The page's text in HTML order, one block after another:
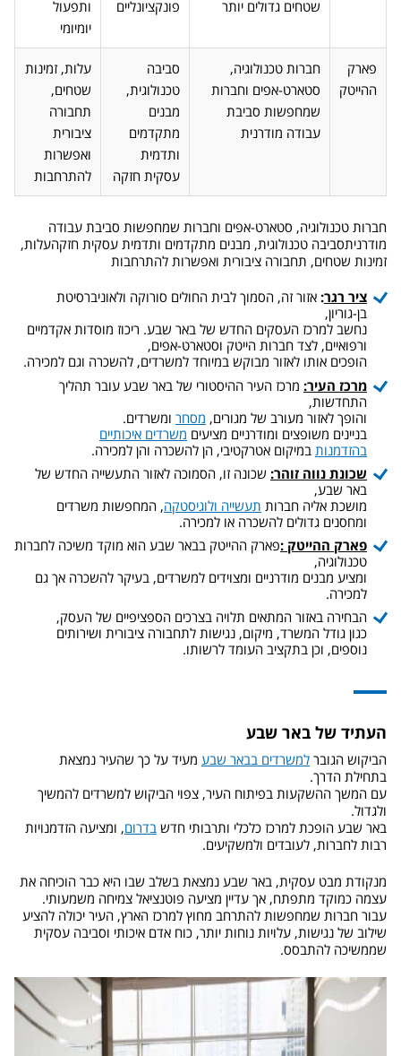
שטחים גדולים יותר פונקציונליים
ותפעול
יומיומי
פארק
ההייטק
חברות טכנולוגיה,
סטארט-אפים וחברות
שמחפשות סביבת
עבודה מודרנית
סביבה
טכנולוגית,
מבנים
מתקדמים
ותדמית
עסקית חזקה
עלות, זמינות
שטחים,
תחבורה
ציבורית
ואפשרות
להתרחבות
חברות טכנולוגיה, סטארט-אפים וחברות שמחפשות סביבת עבודה
מודרניתסביבה טכנולוגית, מבנים מתקדמים ותדמית עסקית חזקהעלות,
זמינות שטחים, תחבורה ציבורית ואפשרות להתרחבות
ציר רגר: אזור זה, הסמוך לבית החולים סורוקה ולאוניברסיטת
בן-גוריון,
נחשב למרכז העסקים החדש של באר שבע. ריכוז מוסדות אקדמיים
ורפואיים, לצד חברות הייטק וסטארט-אפים,
הופכים אותו לאזור מבוקש במיוחד למשרדים, להשכרה וגם למכירה.
מרכז העיר: מרכז העיר ההיסטורי של באר שבע עובר תהליך
התחדשות,
והופך לאזור מעורב של מגורים, מסחר ומשרדים.
בניינים משופצים ומודרניים מציעים משרדים איכותיים
בהזדמנות במיקום אטרקטיבי, הן להשכרה והן למכירה.
שכונת נווה זוהר: שכונה זו, הסמוכה לאזור התעשייה החדש של
באר שבע,
מושכת אליה חברות תעשייה ולוגיסטקה, המחפשות משרדים
ומחסנים גדולים להשכרה או למכירה.
פארק ההייטק :פארק ההייטק בבאר שבע הוא מוקד משיכה לחברות
טכנולוגיה,
ומציע מבנים מודרניים ומצוידים למשרדים, בעיקר להשכרה אך גם
למכירה.
הבחירה באזור המתאים תלויה בצרכים הספציפיים של העסק,
כגון גודל המשרד, מיקום, נגישות לתחבורה ציבורית ושירותים
נוספים, וכן בתקציב העומד לרשותו.
העתיד של באר שבע
הביקוש הגובר למשרדים בבאר שבע מעיד על כך שהעיר נמצאת
בתחילת הדרך.
עם המשך ההשקעות בפיתוח העיר, צפוי הביקוש למשרדים להמשיך
ולגדול.
באר שבע הופכת למרכז כלכלי ותרבותי חדש בדרום, ומציעה הזדמנויות
רבות לחברות, לעובדים ולמשקיעים.
מנקודת מבט עסקית, באר שבע נמצאת בשלב שבו היא כבר הוכיחה את
עצמה כמוקד מתפתח, אך עדיין מציעה פוטנציאל צמיחה משמעותי.
עבור חברות שמחפשות להתרחב מחוץ למרכז הארץ, העיר יכולה להציע
שילוב של נגישות, עלויות נוחות יותר, כוח אדם איכותי וסביבה עסקית
שממשיכה להתבסס.